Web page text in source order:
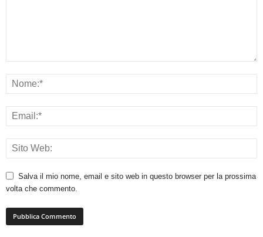
Salva il mio nome, email e sito web in questo browser per la prossima
volta che commento.